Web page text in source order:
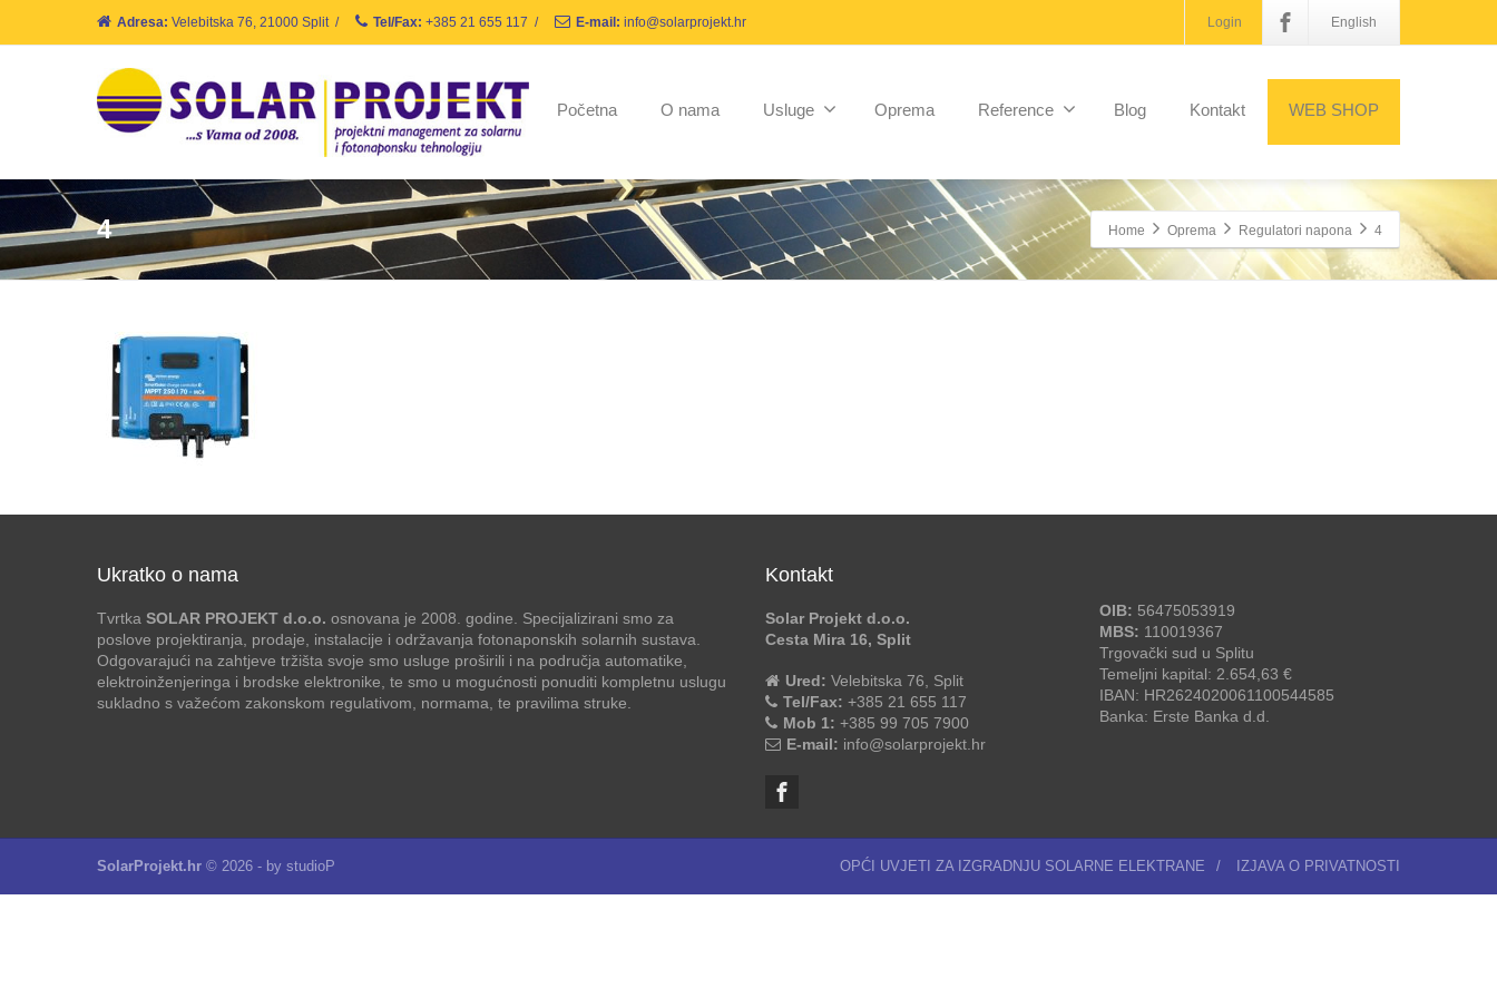
Adresa: Velebitska 76, 21000 Split / Tel/Fax: +385 21 655 117 / E-mail: info@solarprojekt.hr Login English
Početna O nama Usluge Oprema Reference Blog Kontakt WEB SHOP
4 Home Oprema Regulatori napona 4
Ukratko o nama
Tvrtka SOLAR PROJEKT d.o.o. osnovana je 2008. godine. Specijalizirani smo za
poslove projektiranja, prodaje, instalacije i održavanja fotonaponskih solarnih sustava.
Odgovarajući na zahtjeve tržišta svoje smo usluge proširili i na područja automatike,
elektroinženjeringa i brodske elektronike, te smo u mogućnosti ponuditi kompletnu uslugu
sukladno s važećom zakonskom regulativom, normama, te pravilima struke.
Kontakt
Solar Projekt d.o.o.
Cesta Mira 16, Split
Ured: Velebitska 76, Split
Tel/Fax: +385 21 655 117
Mob 1: +385 99 705 7900
E-mail: info@solarprojekt.hr
OIB: 56475053919
MBS: 110019367
Trgovački sud u Splitu
Temeljni kapital: 2.654,63 €
IBAN: HR2624020061100544585
Banka: Erste Banka d.d.
SolarProjekt.hr © 2026 - by studioP OPĆI UVJETI ZA IZGRADNJU SOLARNE ELEKTRANE / IZJAVA O PRIVATNOSTI